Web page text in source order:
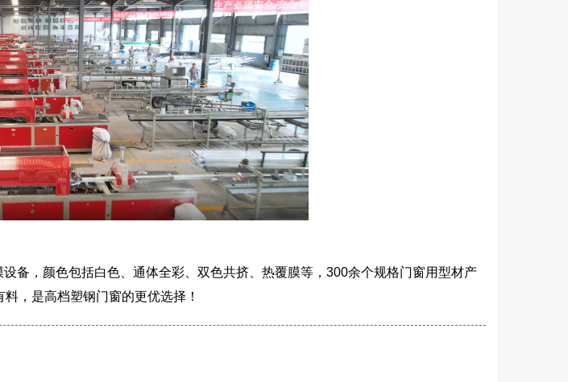
备，颜色包括白色、通体全彩、双色共挤、热覆膜等，300余个规格门窗用型材产
，是高档塑钢门窗的更优选择！